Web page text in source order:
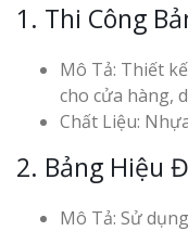
1. Thi Công
Mô Tả: Thiết
cho cửa hàng,
Chất Liệu:
2. Bảng Hiệu
Mô Tả: Sử